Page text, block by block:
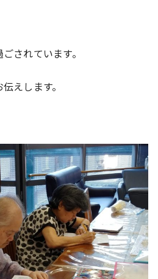
されています。
えします。